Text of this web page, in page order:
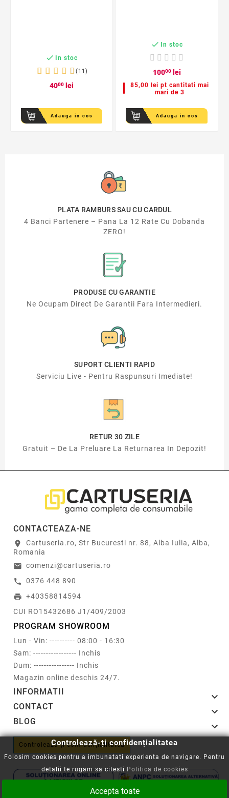
 In stoc
(11)
4000lei
Adauga in cos
 In stoc
10000lei
85,00 lei pt cantitati mai
mari de 3
Adauga in cos
PLATA RAMBURS SAU CU CARDUL
4 Banci Partenere – Pana La 12 Rate Cu Dobanda
ZERO!
PRODUSE CU GARANTIE
Ne Ocupam Direct De Garantii Fara Intermedieri.
SUPORT CLIENTI RAPID
Serviciu Live - Pentru Raspunsuri Imediate!
RETUR 30 ZILE
Gratuit – De La Preluare La Returnarea In Depozit!
CONTACTEAZA-NE
location_on
Cartuseria.ro, Str Bucuresti nr. 88, Alba Iulia, Alba,
Romania
email comenzi@cartuseria.ro
call 0376 448 890
print +40358814594
CUI RO15432686 J1/409/2003
PROGRAM SHOWROOM
Lun - Vin: ---------- 08:00 - 16:30
Sam: ----------------- Inchis
Dum: ---------------- Inchis
Magazin online deschis 24/7.
INFORMATII 
CONTACT 
BLOG 
Controlează-ți confidențialitatea
Controlează-ți confidențialitatea
Folosim cookies pentru a imbunatati experienta de navigare. Pentru
detalii te rugam sa citestiPolitica de cookies
Accepta toate